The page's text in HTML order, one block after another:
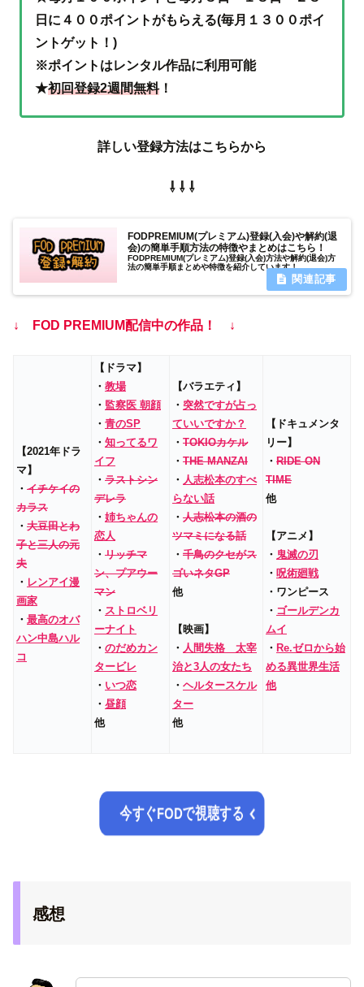
日に４００ポイントがもらえる(毎月１３００ポイ
ントゲット！)
※ポイントはレンタル作品に利用可能
★初回登録2週間無料！
詳しい登録方法はこちらから
⇩ ⇩ ⇩
FODPREMIUM(プレミアム)登録(入会)や解約(退
会)の簡単手順方法の特徴やまとめはこちら！
FODPREMIUM(プレミアム)登録(入会)方法や解約(退会)方
法の簡単手順まとめや特徴を紹介しています！
↓ FOD PREMIUM配信中の作品！ ↓
【2021年ドラ
マ】
・ イチケイの
カラス
・ 大豆田とわ
子と三人の元
夫
・ レンアイ漫
画家
・ 最高のオバ
ハン中島ハル
コ
【ドラマ】
・ 教場
・ 監察医 朝顔
・ 青のSP
・ 知ってるワ
イフ
・ ラストシン
デレラ
・ 姉ちゃんの
恋人
・ リッチマ
ン、プアウー
マン
・ ストロベリ
ーナイト
・ のだめカン
タービレ
・ いつ恋
・ 昼顔
他
【バラエティ】
・ 突然ですが占っ
ていいですか？
・ TOKIOカケル
・ THE MANZAI
・ 人志松本のすべ
らない話
・ 人志松本の酒の
ツマミになる話
・ 千鳥のクセがス
ゴいネタGP
他
【映画】
・ 人間失格 太宰
治と3人の女たち
・ ヘルタースケル
ター
他
【ドキュメンタ
リー】
・ RIDE ON
TIME
他
【アニメ】
・ 鬼滅の刃
・ 呪術廻戦
・ワンピース
・ ゴールデンカ
ムイ
・ Re.ゼロから始
める異世界生活
他
今すぐFODで視聴する
感想